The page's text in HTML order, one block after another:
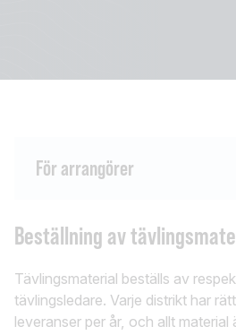
För arrangörer
Beställning av
Tävlingsmaterial beställs av
tävlingsledare. Varje distrikt har
leveranser per år, och allt material